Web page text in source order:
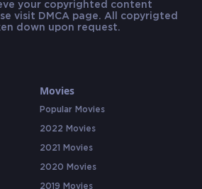
your copyrighted content
visit DMCA page. All copyrigted
down upon request.
Movies
Popular Movies
2022 Movies
2021 Movies
2020 Movies
2019 Movies